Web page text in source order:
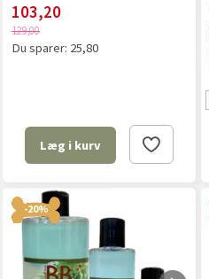
103,20
129,00
Du sparer: 25,80
Læg i kurv
-20%